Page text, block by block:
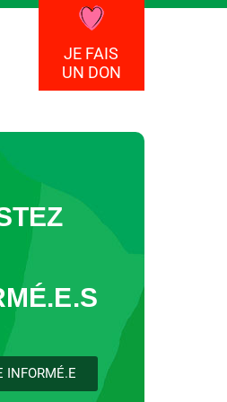
JE FAIS
UN DON
INFORMÉ.E